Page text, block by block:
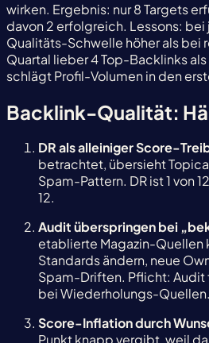
wirken. Ergebnis: nur 8 Targets
davon 2 erfolgreich. Lessons:
Qualitäts-Schwelle höher als bei
Quartal lieber 4 Top-Backlinks
schlägt Profil-Volumen in den
Backlink-Qualität:
DR als alleiniger Score-
betrachtet, übersieht
Spam-Pattern. DR ist 1 von
12.
Audit überspringen bei
etablierte Magazin-Quellen
Standards ändern, neue
Spam-Driften. Pflicht: Audit
bei Wiederholungs-Quellen.
Score-Inflation durch